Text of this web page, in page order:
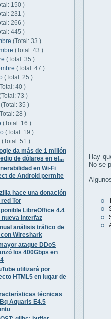
150 )
231 )
266 )
445 )
(Total: 33 )
(Total: 43 )
(Total: 35 )
(Total: 47 )
(Total: 25 )
40 )
73 )
(Total: 35 )
28 )
(Total: 16 )
(Total: 19 )
(Total: 51 )
da más de 1 millón
de dólares en el...
en Wi-Fi
de Android permite
hace una donación
Tor
LibreOffice 4.4
nueva interfaz
análisis tráfico de
Wireshark
ataque DDoS
los 400Gbps en
utilizará por
HTML5 en lugar de
técnicas
Aquaris E4.5
Hay
No se